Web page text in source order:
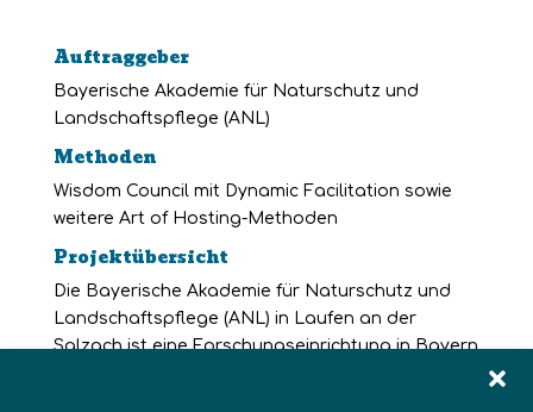
Auftraggeber
Bayerische Akademie für Naturschutz und
Landschaftspflege (ANL)
Methoden
Wisdom Council mit Dynamic Facilitation sowie
weitere Art of Hosting-Methoden
Projektübersicht
Die Bayerische Akademie für Naturschutz und
Landschaftspflege (ANL) in Laufen an der
Salzach ist eine Forschungseinrichtung in Bayern